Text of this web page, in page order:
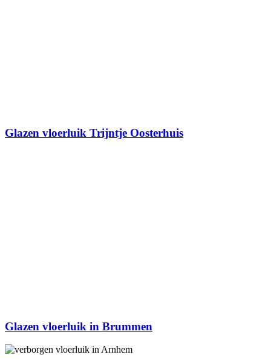
Glazen vloerluik Trijntje Oosterhuis
Glazen vloerluik in Brummen